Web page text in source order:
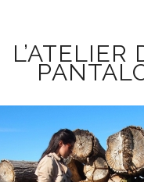
L’ATELIER